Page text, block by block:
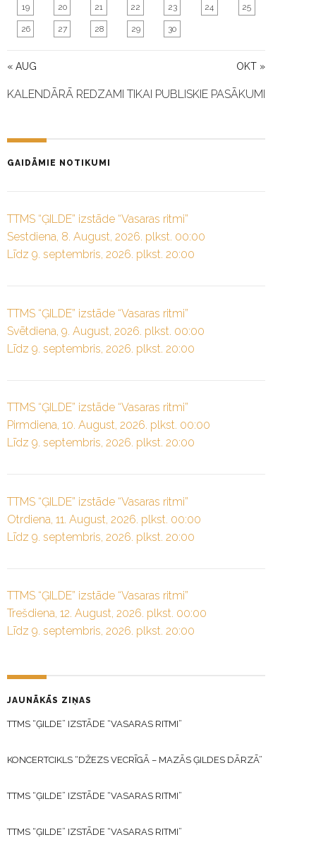
« AUG OKT »
19 20 21 22 23 24 25
26 27 28 29 30
KALENDĀRĀ REDZAMI TIKAI PUBLISKIE PASĀKUMI
GAIDĀMIE NOTIKUMI
TTMS “ĢILDE” izstāde “Vasaras ritmi”
Sestdiena, 8. August, 2026. plkst. 00:00
Līdz 9. septembris, 2026. plkst. 20:00
TTMS “ĢILDE” izstāde “Vasaras ritmi”
Svētdiena, 9. August, 2026. plkst. 00:00
Līdz 9. septembris, 2026. plkst. 20:00
TTMS “ĢILDE” izstāde “Vasaras ritmi”
Pirmdiena, 10. August, 2026. plkst. 00:00
Līdz 9. septembris, 2026. plkst. 20:00
TTMS “ĢILDE” izstāde “Vasaras ritmi”
Otrdiena, 11. August, 2026. plkst. 00:00
Līdz 9. septembris, 2026. plkst. 20:00
TTMS “ĢILDE” izstāde “Vasaras ritmi”
Trešdiena, 12. August, 2026. plkst. 00:00
Līdz 9. septembris, 2026. plkst. 20:00
JAUNĀKĀS ZIŅAS
TTMS “ĢILDE” IZSTĀDE “VASARAS RITMI”
KONCERTCIKLS “DŽEZS VECRĪGĀ – MAZĀS ĢILDES DĀRZĀ”
TTMS “ĢILDE” IZSTĀDE “VASARAS RITMI”
TTMS “ĢILDE” IZSTĀDE “VASARAS RITMI”